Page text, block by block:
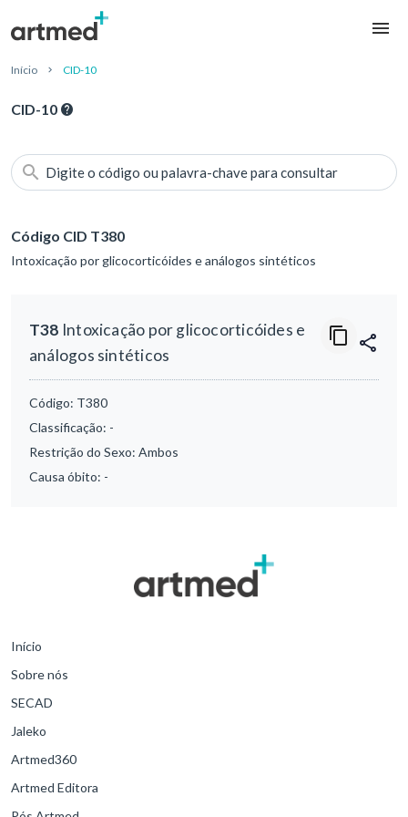
Início CID-10
CID-10
Digite o código ou palavra-chave para consultar
Código CID T380
Intoxicação por glicocorticóides e análogos sintéticos
T38 Intoxicação por glicocorticóides e
análogos sintéticos
Código: T380
Classificação: -
Restrição do Sexo: Ambos
Causa óbito: -
Início
Sobre nós
SECAD
Jaleko
Artmed360
Artmed Editora